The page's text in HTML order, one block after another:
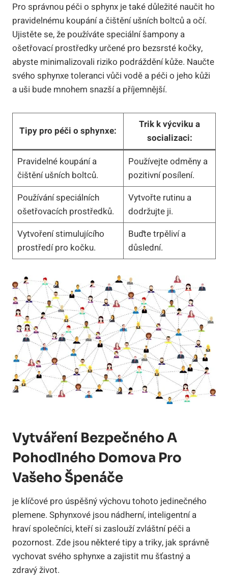
Pro správnou péči o sphynx je také důležité naučit ho
pravidelnému koupání a čištění ušních boltců a očí.
Ujistěte se, že používáte speciální šampony a
ošetřovací prostředky určené pro bezsrsté kočky,
abyste minimalizovali riziko podráždění kůže. Naučte
svého sphynxe toleranci vůči vodě a péči o jeho kůži
a uši bude mnohem snazší a příjemnější.
Tipy pro péči o sphynxe:
Trik k výcviku a
socializaci:
Pravidelné koupání a
čištění ušních boltců.
Používejte odměny a
pozitivní posílení.
Používání speciálních
ošetřovacích prostředků.
Vytvořte rutinu a
dodržujte ji.
Vytvoření stimulujícího
prostředí pro kočku.
Buďte trpěliví a
důslední.
Vytváření Bezpečného A
Pohodlného Domova Pro
Vašeho Špenáče
je klíčové pro úspěšný výchovu tohoto jedinečného
plemene. Sphynxové jsou nádherní, inteligentní a
hraví společníci, kteří si zaslouží zvláštní péči a
pozornost. Zde jsou některé tipy a triky, jak správně
vychovat svého sphynxe a zajistit mu šťastný a
zdravý život.